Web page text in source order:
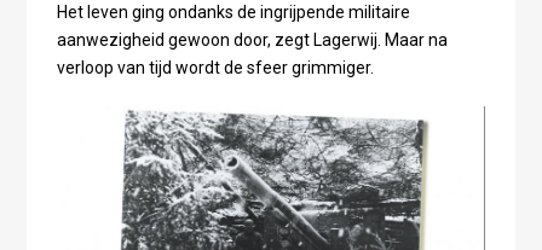
Het leven ging ondanks de ingrijpende militaire
aanwezigheid gewoon door, zegt Lagerwij. Maar na
verloop van tijd wordt de sfeer grimmiger.